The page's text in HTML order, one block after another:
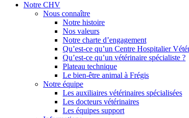
Notre CHV
Nous connaître
Notre histoire
Nos valeurs
Notre charte d’engagement
Qu’est-ce qu’un Centre Hospitalier
Qu’est-ce qu’un vétérinaire spécialiste ?
Plateau technique
Le bien-être animal à Frégis
Notre équipe
Les auxiliaires vétérinaires spécialisées
Les docteurs vétérinaires
Les équipes support